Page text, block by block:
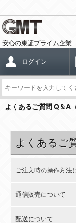
安心の東証プライム企業
ログイン
よくあるご質問 Q＆A
よくあるご
ご注文時の操作方法
通信販売について
配送について